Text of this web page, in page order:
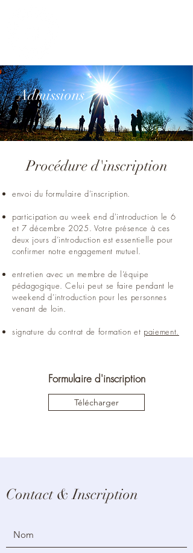
Admissions
Procédure d'inscription
envoi du formulaire d’inscription.
participation au week end d'introduction le 6
et 7 décembre 2025. Votre présence à ces
deux jours d’introduction est essentielle pour
confirmer notre engagement mutuel.
entretien avec un membre de l’équipe
pédagogique. Celui peut se faire pendant le
weekend d’introduction pour les personnes
venant de loin.
signature du contrat de formation et paiement.
Formulaire d'inscription
Télécharger
Contact & Inscription